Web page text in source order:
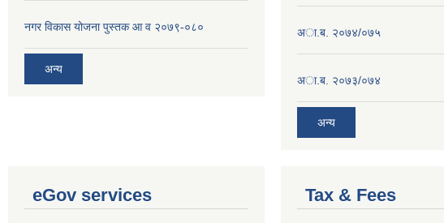
नगर विकास योजना पुस्तक आ व २०७९-०८०
अन्य
अा.ब. २०७४/०७५
अा.ब. २०७३/०७४
अन्य
eGov services Tax & Fees